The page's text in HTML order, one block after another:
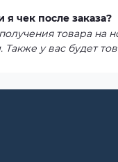
я чек после заказа?
товара на
у вас будет